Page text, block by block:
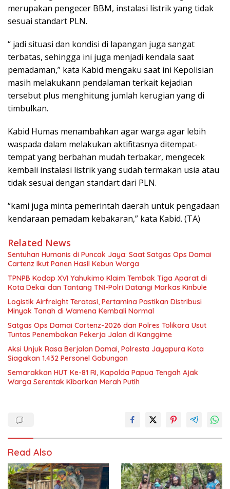
merupakan pengecer BBM, instalasi listrik yang tidak
sesuai standart PLN.
“ jadi situasi dan kondisi di lapangan juga sangat
terbatas, sehingga ini juga menjadi kendala saat
pemadaman,” kata Kabid mengaku saat ini Kepolisian
masih melakukann pendalaman terkait kejadian
tersebut plus menghitung jumlah kerugian yang di
timbulkan.
Kabid Humas menambahkan agar warga agar lebih
waspada dalam melakukan aktifitasnya ditempat-
tempat yang berbahan mudah terbakar, mengecek
kembali instalasi listrik yang sudah termakan usia atau
tidak sesuai dengan standart dari PLN.
“kami juga minta pemerintah daerah untuk pengadaan
kendaraan pemadam kebakaran,” kata Kabid. (TA)
Related News
Sentuhan Humanis di Puncak Jaya: Saat Satgas Ops Damai
Cartenz Ikut Panen Hasil Kebun Warga
TPNPB Kodap XVI Yahukimo Klaim Tembak Tiga Aparat di
Kota Dekai dan Tantang TNI-Polri Datangi Markas Kinbule
Logistik Airfreight Teratasi, Pertamina Pastikan Distribusi
Minyak Tanah di Wamena Kembali Normal
Satgas Ops Damai Cartenz-2026 dan Polres Tolikara Usut
Tuntas Penembakan Pekerja Jalan di Kanggime
Aksi Unjuk Rasa Berjalan Damai, Polresta Jayapura Kota
Siagakan 1.432 Personel Gabungan
Semarakkan HUT Ke-81 RI, Kapolda Papua Tengah Ajak
Warga Serentak Kibarkan Merah Putih
Read Also